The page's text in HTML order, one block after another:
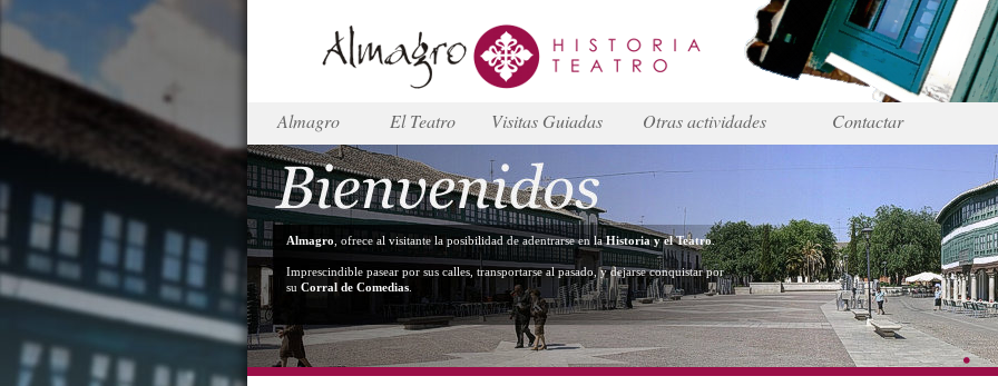
Almagro El Teatro Visitas Guiadas Otras actividades Contactar
Almagro , ofrece al visitante la posibilidad de adentrarse en laHistoria y el Teatro.
Imprescindible pasear por sus calles, transportarse al pasado, y dejarse conquistar por
su Corral de Comedias